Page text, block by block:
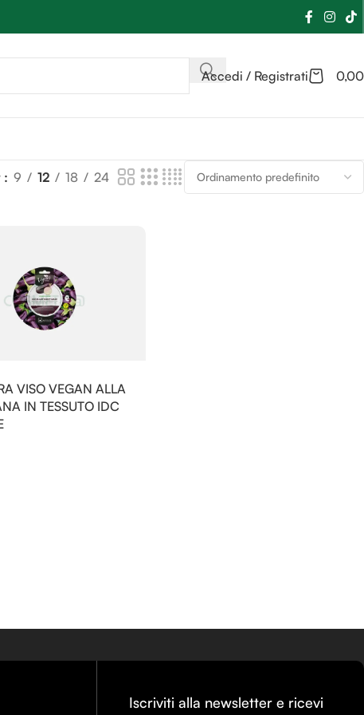
Accedi / Registrati 0,00
9 12 18 24
VISO VEGAN ALLA
IN TESSUTO IDC
Iscriviti alla newsletter e ricevi